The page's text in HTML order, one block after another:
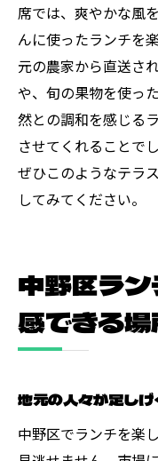
席では、爽やかな風
んに使ったランチを
元の農家から直送さ
や、旬の果物を使っ
然との調和を感じる
させてくれることで
ぜひこのようなテラ
してみてください。
中野区ラ
感できる
地元の人々が足し
中野区でランチを楽